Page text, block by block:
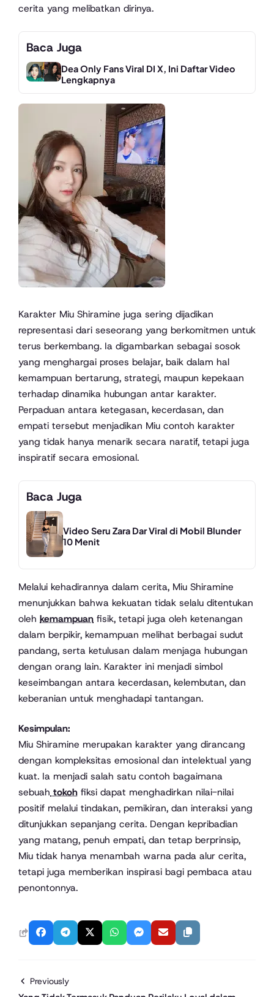
cerita yang melibatkan dirinya.
Baca Juga
Dea Only Fans Viral DI X, Ini Daftar Video
Lengkapnya
Karakter Miu Shiramine juga sering dijadikan
representasi dari seseorang yang berkomitmen untuk
terus berkembang. Ia digambarkan sebagai sosok
yang menghargai proses belajar, baik dalam hal
kemampuan bertarung, strategi, maupun kepekaan
terhadap dinamika hubungan antar karakter.
Perpaduan antara ketegasan, kecerdasan, dan
empati tersebut menjadikan Miu contoh karakter
yang tidak hanya menarik secara naratif, tetapi juga
inspiratif secara emosional.
Baca Juga
Video Seru Zara Dar Viral di Mobil Blunder
10 Menit
Melalui kehadirannya dalam cerita, Miu Shiramine
menunjukkan bahwa kekuatan tidak selalu ditentukan
oleh kemampuan fisik, tetapi juga oleh ketenangan
dalam berpikir, kemampuan melihat berbagai sudut
pandang, serta ketulusan dalam menjaga hubungan
dengan orang lain. Karakter ini menjadi simbol
keseimbangan antara kecerdasan, kelembutan, dan
keberanian untuk menghadapi tantangan.
Kesimpulan:
Miu Shiramine merupakan karakter yang dirancang
dengan kompleksitas emosional dan intelektual yang
kuat. Ia menjadi salah satu contoh bagaimana
sebuah tokoh fiksi dapat menghadirkan nilai-nilai
positif melalui tindakan, pemikiran, dan interaksi yang
ditunjukkan sepanjang cerita. Dengan kepribadian
yang matang, penuh empati, dan tetap berprinsip,
Miu tidak hanya menambah warna pada alur cerita,
tetapi juga memberikan inspirasi bagi pembaca atau
penontonnya.
Previously